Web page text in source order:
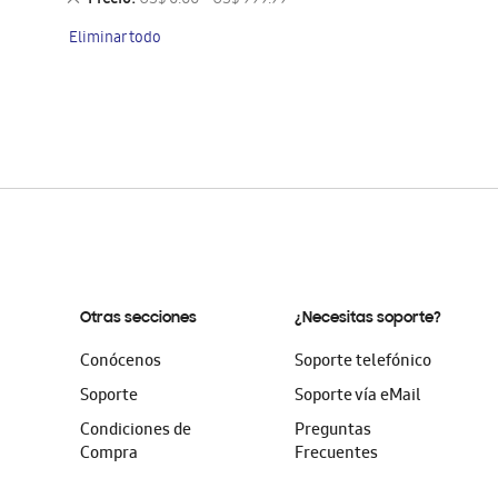
artículo
artículo
Eliminar todo
Otras secciones
Conócenos
Soporte
Condiciones de
Compra
¿Necesitas soporte?
Soporte telefónico
Soporte vía eMail
Preguntas
Frecuentes